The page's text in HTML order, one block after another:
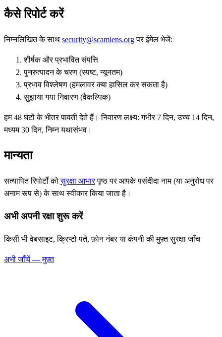
कैसे रिपोर्ट करें
निम्नलिखित के साथ security@scamlens.orgपर ईमेल भेजें:
शीर्षक और प्रभावित संपत्ति
पुनरुत्पादन के चरण (स्पष्ट, न्यूनतम)
प्रभाव विश्लेषण (हमलावर क्या हासिल कर सकता है)
सुझाया गया निवारण (वैकल्पिक)
हम 48 घंटों के भीतर पावती देते हैं। निवारण लक्ष्य: गंभीर 7 दिन, उच्च 14 दिन,
मध्यम 30 दिन, निम्न यथासंभव।
मान्यता
सत्यापित रिपोर्टों कोसुरक्षा आभारपृष्ठ पर आपके पसंदीदा नाम (या अनुरोध पर
अनाम रूप से) के साथ स्वीकार किया जाता है।
अभी अपनी रक्षा शुरू करें
किसी भी वेबसाइट, क्रिप्टो पते, फ़ोन नंबर या कंपनी की मुफ़्त सुरक्षा जाँच
अभी जाँचें — मुफ़्त